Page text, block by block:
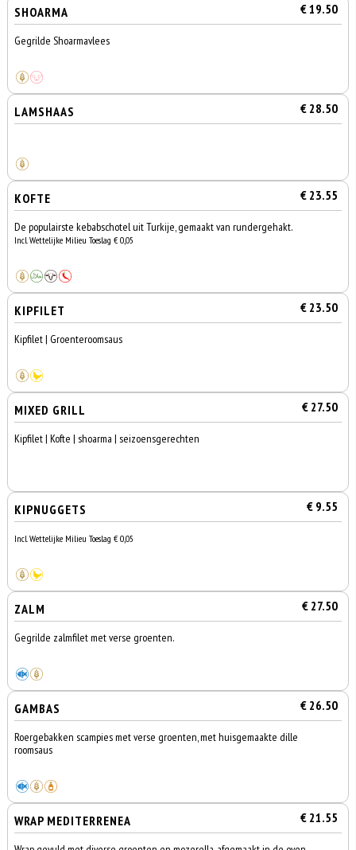
SHOARMA € 19.50
Gegrilde Shoarmavlees
LAMSHAAS € 28.50
KOFTE € 23.55
De populairste kebabschotel uit Turkije, gemaakt van rundergehakt.
Incl. Wettelijke Milieu Toeslag € 0,05
KIPFILET € 23.50
Kipfilet | Groenteroomsaus
MIXED GRILL € 27.50
Kipfilet | Kofte | shoarma | seizoensgerechten
KIPNUGGETS € 9.55
Incl. Wettelijke Milieu Toeslag € 0,05
ZALM € 27.50
Gegrilde zalmfilet met verse groenten.
GAMBAS € 26.50
Roergebakken scampies met verse groenten, met huisgemaakte dille
roomsaus
WRAP MEDITERRENEA € 21.55